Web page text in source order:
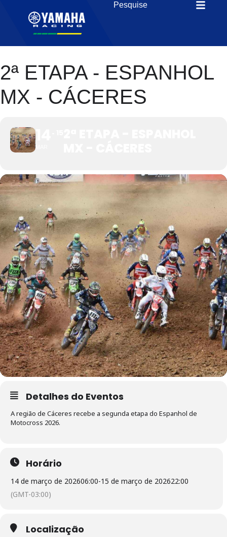
2ª ETAPA - ESPANHOL
MX - CÁCERES
Detalhes do Eventos
A região de Cáceres recebe a segunda etapa do Espanhol de
Motocross 2026.
Horário
14 de março de 202606:00-15 de março de 202622:00
(GMT-03:00)
Localização